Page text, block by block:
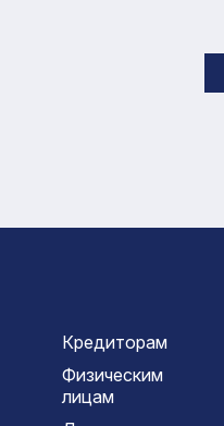
Кредиторам
Физическим
лицам